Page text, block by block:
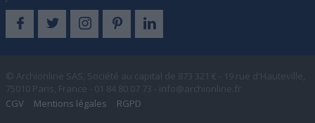
© Archionline SAS, Société au capital de 873 321 € - 19 rue d'Hauteville,
75010 Paris, France - 01 84 80 07 73 -
info@archionline.fr
CGV
Mentions légales RGPD